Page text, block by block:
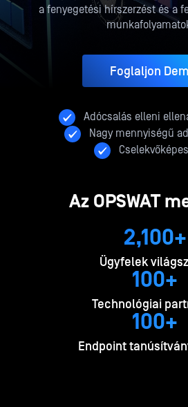
a fenyegetési hírszerzést és a
Foglaljon
Adócsalás elleni
Nagy mennyiségű
Az OPSWAT
2,100+
Ügyfelek
100+
Technológiai
100+
Endpoint